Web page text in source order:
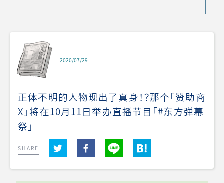
2020/07/29
正体不明的人物现出了真身！？那个「赞助商
X」将在10月11日举办直播节目「#东方弹幕
祭」
SHARE